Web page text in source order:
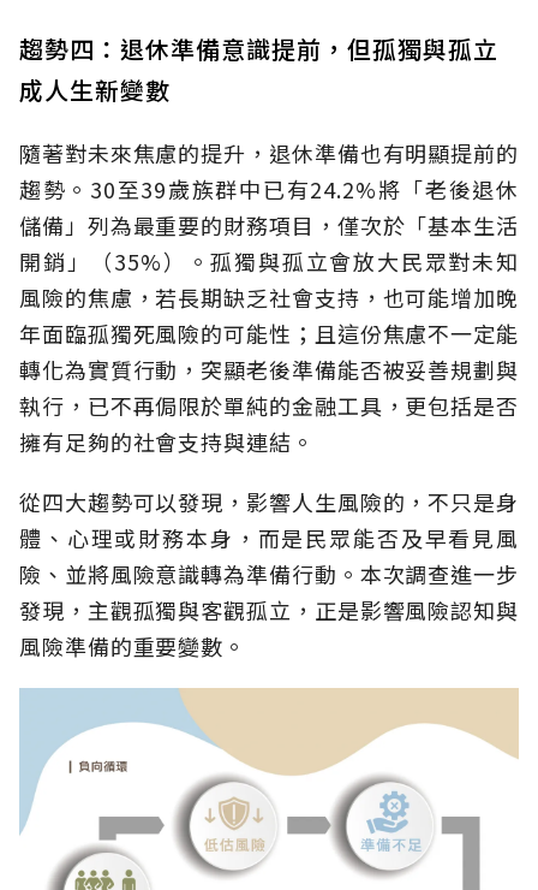
趨勢四：退休準備意識提前，但孤獨與孤立
成人生新變數
隨著對未來焦慮的提升，退休準備也有明顯提前的
趨勢。30至39歲族群中已有24.2%將「老後退休
儲備」列為最重要的財務項目，僅次於「基本生活
開銷」（35%）。孤獨與孤立會放大民眾對未知
風險的焦慮，若長期缺乏社會支持，也可能增加晚
年面臨孤獨死風險的可能性；且這份焦慮不一定能
轉化為實質行動，突顯老後準備能否被妥善規劃與
執行，已不再侷限於單純的金融工具，更包括是否
擁有足夠的社會支持與連結。
從四大趨勢可以發現，影響人生風險的，不只是身
體、心理或財務本身，而是民眾能否及早看見風
險、並將風險意識轉為準備行動。本次調查進一步
發現，主觀孤獨與客觀孤立，正是影響風險認知與
風險準備的重要變數。